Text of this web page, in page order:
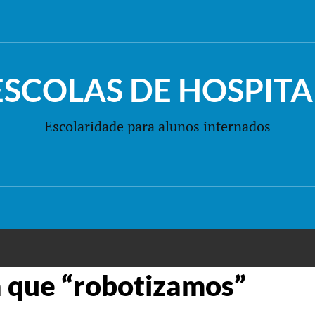
DE
Escolaridade para alunos internados
que “robotizamos”